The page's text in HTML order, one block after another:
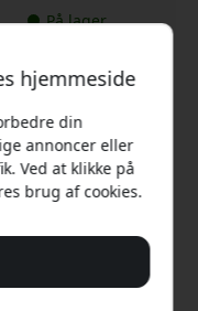
På lager
hjemmeside
din
annoncer eller
Ved at klikke på
brug af cookies.